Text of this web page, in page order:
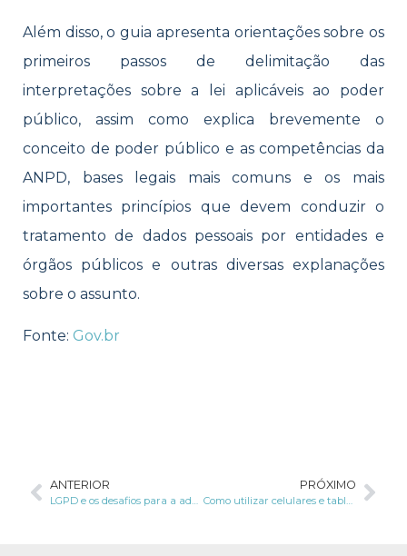
Além disso, o guia apresenta orientações sobre os
primeiros passos de delimitação das
interpretações sobre a lei aplicáveis ao poder
público, assim como explica brevemente o
conceito de poder público e as competências da
ANPD, bases legais mais comuns e os mais
importantes princípios que devem conduzir o
tratamento de dados pessoais por entidades e
órgãos públicos e outras diversas explanações
sobre o assunto.
Fonte: Gov.br
ANTERIOR
LGPD e os desafios para a adequação no open banking
PRÓXIMO
Como utilizar celulares e tablets nas empresas sem ferir a LGPD